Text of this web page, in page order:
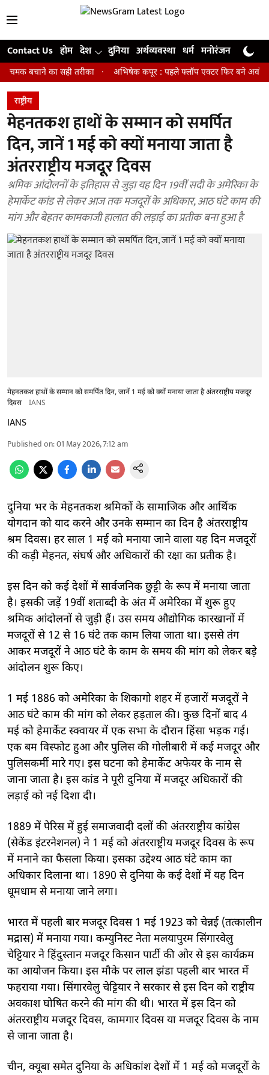
Contact Us होम देश दुनिया अर्थव्यवस्था धर्म मनोरंजन खेल
का सही तरीका अभिषेक कपूर : पहले फ्लॉप एक्टर फिर बने अवॉर्ड विनिंग
राष्ट्रीय
मेहनतकश हाथों के सम्मान को समर्पित
दिन, जानें 1 मई को क्यों मनाया जाता है
अंतरराष्ट्रीय मजदूर दिवस
श्रमिक आंदोलनों के इतिहास से जुड़ा यह दिन 19वीं सदी के अमेरिका के
हेमार्केट कांड से लेकर आज तक मजदूरों के अधिकार, आठ घंटे काम की
मांग और बेहतर कामकाजी हालात की लड़ाई का प्रतीक बना हुआ है
मेहनतकश हाथों के सम्मान को समर्पित दिन, जानें 1 मई को क्यों मनाया जाता है अंतरराष्ट्रीय मजदूर
दिवस
IANS
IANS
Published on:01 May 2026, 7:12 am
दुनिया भर के मेहनतकश श्रमिकों के सामाजिक और आर्थिक
योगदान को याद करने और उनके सम्मान का दिन है अंतरराष्ट्रीय
श्रम दिवस। हर साल 1 मई को मनाया जाने वाला यह दिन मजदूरों
की कड़ी मेहनत, संघर्ष और अधिकारों की रक्षा का प्रतीक है।
इस दिन को कई देशों में सार्वजनिक छुट्टी के रूप में मनाया जाता
है। इसकी जड़ें 19वीं शताब्दी के अंत में अमेरिका में शुरू हुए
श्रमिक आंदोलनों से जुड़ी हैं। उस समय औद्योगिक कारखानों में
मजदूरों से 12 से 16 घंटे तक काम लिया जाता था। इससे तंग
आकर मजदूरों ने आठ घंटे के काम के समय की मांग को लेकर बड़े
आंदोलन शुरू किए।
1 मई 1886 को अमेरिका के शिकागो शहर में हजारों मजदूरों ने
आठ घंटे काम की मांग को लेकर हड़ताल की। कुछ दिनों बाद 4
मई को हेमार्केट स्क्वायर में एक सभा के दौरान हिंसा भड़क गई।
एक बम विस्फोट हुआ और पुलिस की गोलीबारी में कई मजदूर और
पुलिसकर्मी मारे गए। इस घटना को हेमार्केट अफेयर के नाम से
जाना जाता है। इस कांड ने पूरी दुनिया में मजदूर अधिकारों की
लड़ाई को नई दिशा दी।
1889 में पेरिस में हुई समाजवादी दलों की अंतरराष्ट्रीय कांग्रेस
(सेकेंड इंटरनेशनल) ने 1 मई को अंतरराष्ट्रीय मजदूर दिवस के रूप
में मनाने का फैसला किया। इसका उद्देश्य आठ घंटे काम का
अधिकार दिलाना था। 1890 से दुनिया के कई देशों में यह दिन
धूमधाम से मनाया जाने लगा।
भारत में पहली बार मजदूर दिवस 1 मई 1923 को चेन्नई (तत्कालीन
मद्रास) में मनाया गया। कम्युनिस्ट नेता मलयापुरम सिंगारवेलु
चेट्टियार ने हिंदुस्तान मजदूर किसान पार्टी की ओर से इस कार्यक्रम
का आयोजन किया। इस मौके पर लाल झंडा पहली बार भारत में
फहराया गया। सिंगारवेलु चेट्टियार ने सरकार से इस दिन को राष्ट्रीय
अवकाश घोषित करने की मांग की थी। भारत में इस दिन को
अंतरराष्ट्रीय मजदूर दिवस, कामगार दिवस या मजदूर दिवस के नाम
से जाना जाता है।
चीन, क्यूबा समेत दुनिया के अधिकांश देशों में 1 मई को मजदूरों के